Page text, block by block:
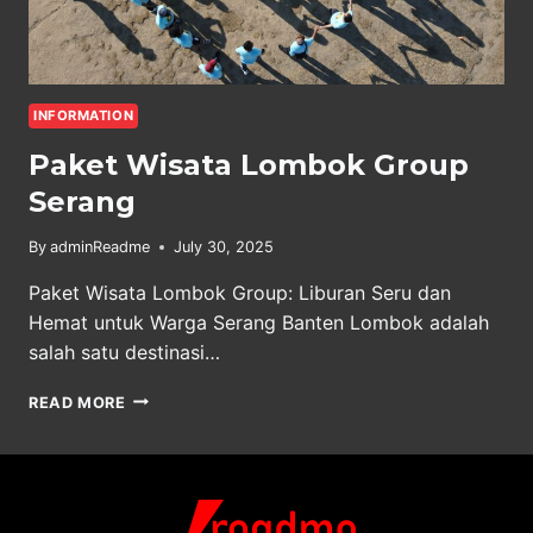
INFORMATION
Paket Wisata Lombok Group
Serang
By adminReadme July 30, 2025
Paket Wisata Lombok Group: Liburan Seru dan
Hemat untuk Warga Serang Banten Lombok adalah
salah satu destinasi…
READ MORE PAKET